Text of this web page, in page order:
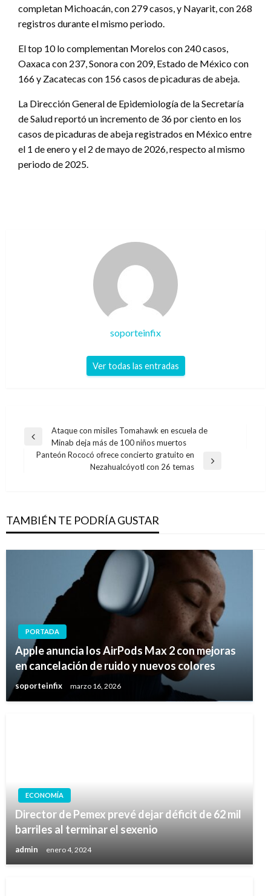
completan Michoacán, con 279 casos, y Nayarit, con 268
registros durante el mismo periodo.
El top 10 lo complementan Morelos con 240 casos,
Oaxaca con 237, Sonora con 209, Estado de México con
166 y Zacatecas con 156 casos de picaduras de abeja.
La Dirección General de Epidemiología de la Secretaría
de Salud reportó un incremento de 36 por ciento en los
casos de picaduras de abeja registrados en México entre
el 1 de enero y el 2 de mayo de 2026, respecto al mismo
periodo de 2025.
soporteinfix
Ver todas las entradas
Navegación
de
Entrada
anterior
Ataque con misiles Tomahawk en escuela de
Minab deja más de 100 niños muertos
Panteón Rococó ofrece concierto gratuito en
Nezahualcóyotl con 26 temas
TAMBIÉN TE PODRÍA GUSTAR
PORTADA
Apple anuncia los AirPods Max 2 con mejoras
en cancelación de ruido y nuevos colores
soporteinfix marzo 16, 2026
ECONOMÍA
Director de Pemex prevé dejar déficit de 62 mil
barriles al terminar el sexenio
admin enero 4, 2024